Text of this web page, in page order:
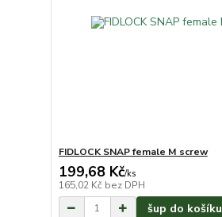
FIDLOCK SNAP female M screw
199,68 Kč/ks
165,02 Kč bez DPH
šup do košíku